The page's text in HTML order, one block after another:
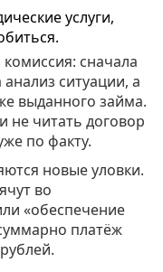
услуги,
сначала
ситуации, а
выданного займа.
не читать договор
по факту.
новые уловки.
во
«обеспечение
платёж